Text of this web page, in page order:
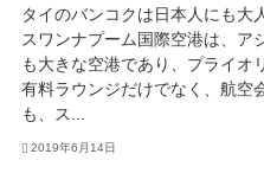
タイのバンコクは日本人にも大
スワンナプーム国際空港は、ア
も大きな空港であり、プライオ
有料ラウンジだけでなく、航空
も、ス...
2019年6月14日